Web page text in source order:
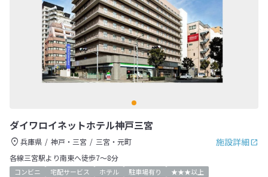
ダイワロイネットホテル神戸三宮
施設詳細
兵庫県 神戸・三宮
三宮・元町
各線三宮駅より南東へ徒歩7～8分
コンビニ 宅配サービス ホテル 駐車場有り
★★★以上